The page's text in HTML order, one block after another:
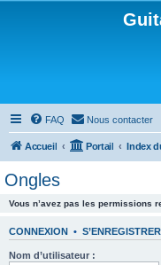
FAQ Nous contacter
Accueil Portail Index
Ongles
Vous n’avez pas les permissions
CONNEXION • S’ENREGISTRER
Nom d’utilisateur :